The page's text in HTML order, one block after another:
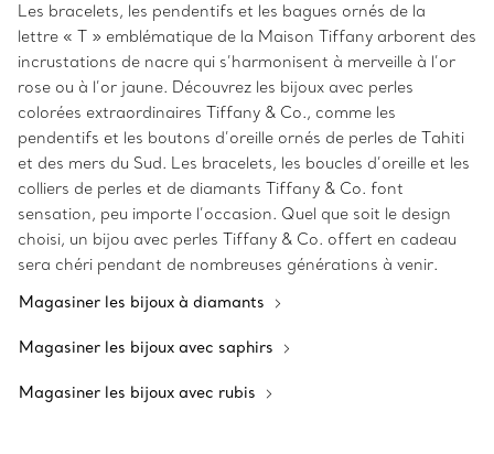
Les bracelets, les pendentifs et les bagues ornés de la
lettre « T » emblématique de la Maison Tiffany arborent des
incrustations de nacre qui s’harmonisent à merveille à l’or
rose ou à l’or jaune. Découvrez les bijoux avec perles
colorées extraordinaires Tiffany & Co., comme les
pendentifs et les boutons d’oreille ornés de perles de Tahiti
et des mers du Sud. Les bracelets, les boucles d’oreille et les
colliers de perles et de diamants Tiffany & Co. font
sensation, peu importe l’occasion. Quel que soit le design
choisi, un bijou avec perles Tiffany & Co. offert en cadeau
sera chéri pendant de nombreuses générations à venir.
Magasiner les bijoux à diamants
Magasiner les bijoux avec saphirs
Magasiner les bijoux avec rubis